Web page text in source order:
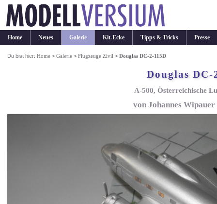
Home Neues Galerie Kit-Ecke Tipps & Tricks Presse
Du bist hier:Home >Galerie >Flugzeuge Zivil >Douglas DC-2-115D
Douglas DC-
A-500, Österreichische
von Johannes